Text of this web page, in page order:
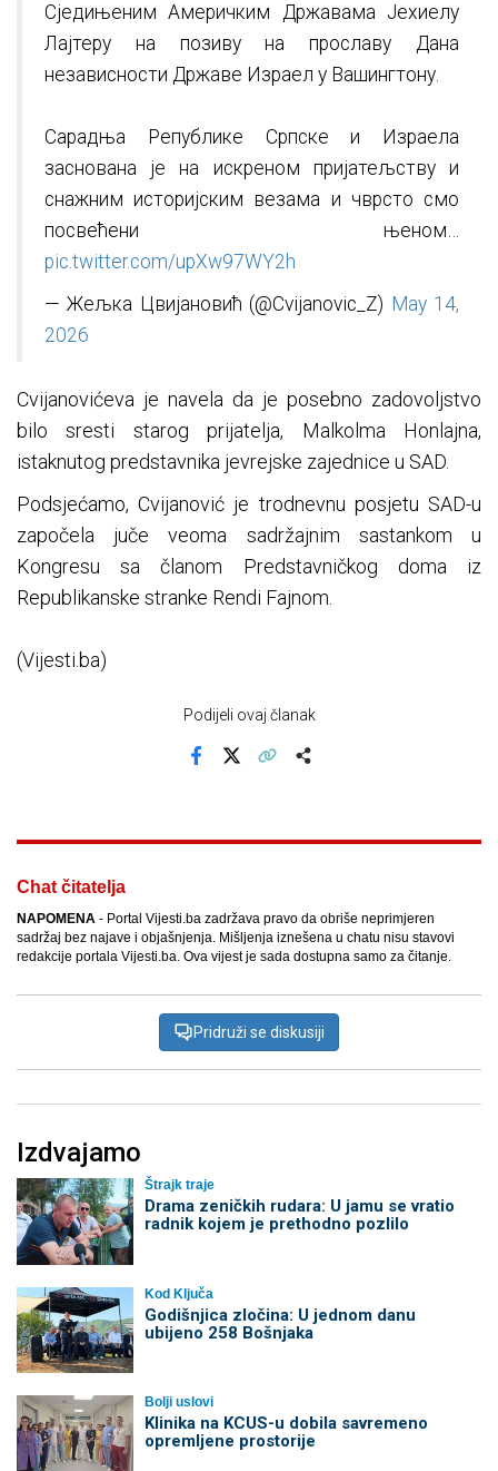
Сједињеним Америчким Државама Јехиелу
Лајтеру на позиву на прославу Дана
независности Државе Израел у Вашингтону.
Сарадња Републике Српске и Израела
заснована је на искреном пријатељству и
снажним историјским везама и чврсто смо
посвећени њеном…
pic.twitter.com/upXw97WY2h
— Жељка Цвијановић (@Cvijanovic_Z) May 14,
2026
Cvijanovićeva je navela da je posebno zadovoljstvo
bilo sresti starog prijatelja, Malkolma Honlajna,
istaknutog predstavnika jevrejske zajednice u SAD.
Podsjećamo, Cvijanović je trodnevnu posjetu SAD-u
započela juče veoma sadržajnim sastankom u
Kongresu sa članom Predstavničkog doma iz
Republikanske stranke Rendi Fajnom.
(Vijesti.ba)
Podijeli ovaj članak
Chat čitatelja
NAPOMENA - Portal Vijesti.ba zadržava pravo da obriše neprimjeren
sadržaj bez najave i objašnjenja. Mišljenja iznešena u chatu nisu stavovi
redakcije portala Vijesti.ba. Ova vijest je sada dostupna samo za čitanje.
Pridruži se diskusiji
Izdvajamo
Štrajk traje
Drama zeničkih rudara: U jamu se vratio
radnik kojem je prethodno pozlilo
Kod Ključa
Godišnjica zločina: U jednom danu
ubijeno 258 Bošnjaka
Bolji uslovi
Klinika na KCUS-u dobila savremeno
opremljene prostorije